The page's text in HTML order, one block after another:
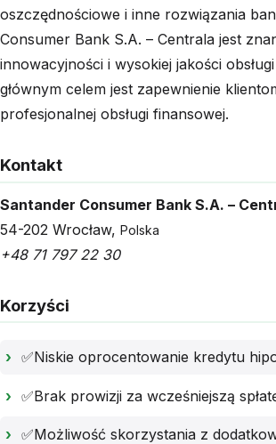
oszczędnościowe i inne rozwiązania
Consumer Bank S.A. – Centrala jest
innowacyjności i wysokiej jakości
głównym celem jest zapewnienie
profesjonalnej obsługi finansowej.
Kontakt
Santander Consumer Bank S.A. –
54-202 Wrocław, Polska
+48 71 797 22 30
Korzyści
✅Niskie oprocentowanie kredytu
✅Brak prowizji za wcześniejszą
✅Możliwość skorzystania z